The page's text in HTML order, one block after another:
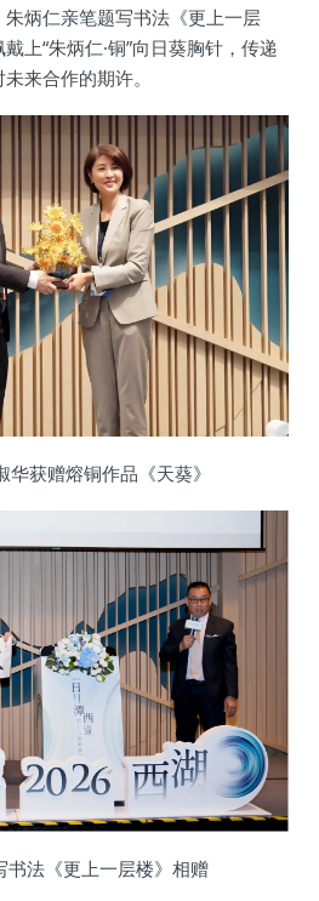
炳仁亲笔题写书法《更上一层
上“朱炳仁·铜”向日葵胸针，传递
来合作的期许。
华获赠熔铜作品《天葵》
书法《更上一层楼》相赠